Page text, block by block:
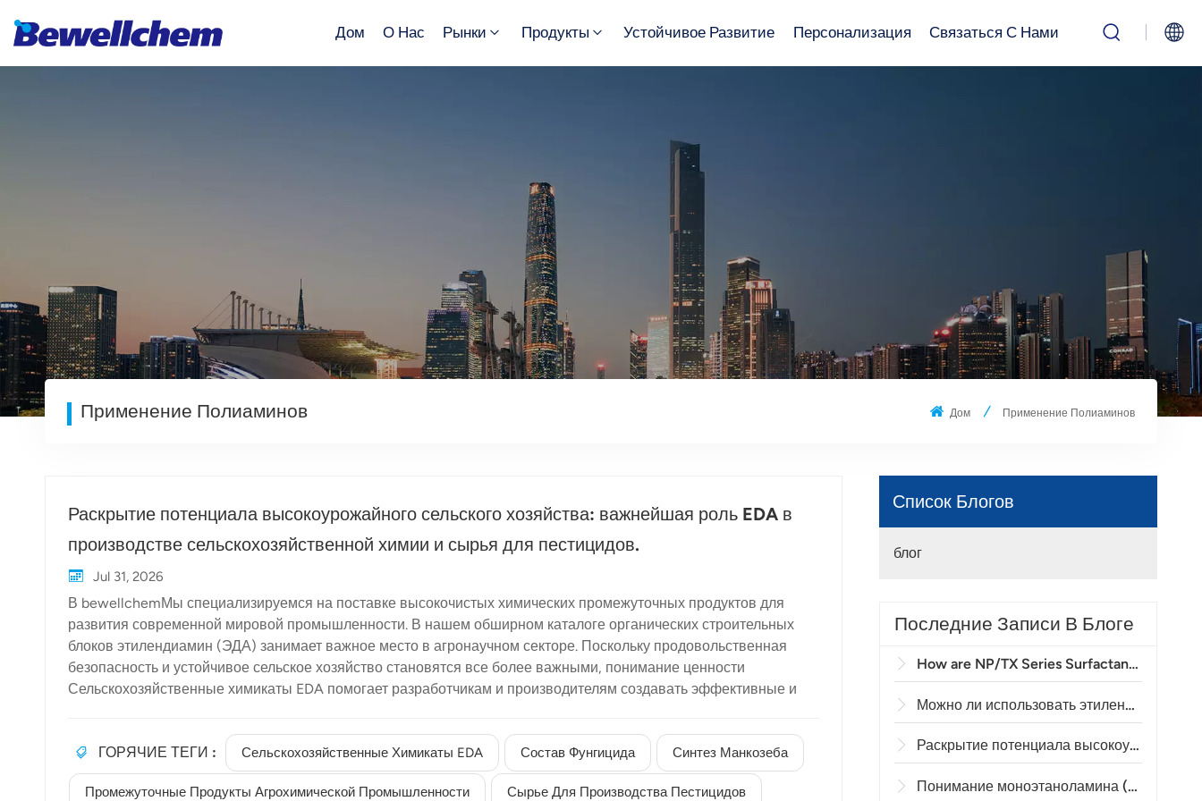
Дом О Нас Рынки Продукты Устойчивое Развитие Персонализация Связаться С Нами
Применение Полиаминов Дом Применение Полиаминов
Список Блогов
блог
Последние Записи В Блоге
How are NP/TX Series Surfactants Applied in Agricultural Emulsifiable Concentrates (EC)?
Можно ли использовать этилендиамин (ЭДА) в качестве отвердителя эпоксидных смол?
Раскрытие потенциала высокоурожайного сельского хозяйства: важнейшая роль EDA в производстве сельскохозяйственной химии и сырья для пестицидов.
Понимание моноэтаноламина (МЭА): основной инструмент промышленной десульфуризации
Раскрытие потенциала высокоурожайного сельского хозяйства: важнейшая роль EDA в
производстве сельскохозяйственной химии и сырья для пестицидов.
Jul 31, 2026
В bewellchemМы специализируемся на поставке высокочистых химических промежуточных продуктов для
развития современной мировой промышленности. В нашем обширном каталоге органических строительных
блоков этилендиамин (ЭДА) занимает важное место в агронаучном секторе. Поскольку продовольственная
безопасность и устойчивое сельское хозяйство становятся все более важными, понимание ценности
Сельскохозяйственные химикаты EDA помогает разработчикам и производителям создавать эффективные и
Действие EDA простирается далеко за пределы основных химических реакций. Двухаминная
бифункциональная структура EDA делает его первоклассным реакционным мостиком для синтеза сложных
агрохимических молекул. Ниже мы рассмотрим важную роль EDA в сельскохозяйственных препаратах и ​​
технологиях защиты растений. 1. Важный промежуточный продукт в синтезе манкозебаОдним из наиболее
ГОРЯЧИЕ ТЕГИ : Сельскохозяйственные Химикаты EDA Состав Фунгицида Синтез Манкозеба
Промежуточные Продукты Агрохимической Промышленности Сырье Для Производства Пестицидов